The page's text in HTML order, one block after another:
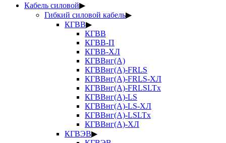
Кабель силовой▶
Гибкий силовой кабель▶
КГВВ▶
КГВВ
КГВВ-П
КГВВ-ХЛ
КГВВнг(А)
КГВВнг(А)-FRLS
КГВВнг(А)-FRLS-ХЛ
КГВВнг(А)-FRLSLTx
КГВВнг(А)-LS
КГВВнг(А)-LS-ХЛ
КГВВнг(А)-LSLTx
КГВВнг(А)-ХЛ
КГВЭВ▶